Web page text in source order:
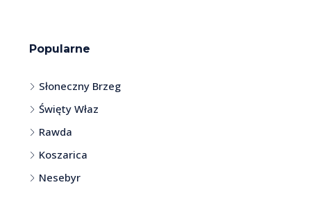
Popularne
Słoneczny Brzeg
Święty Właz
Rawda
Koszarica
Nesebyr